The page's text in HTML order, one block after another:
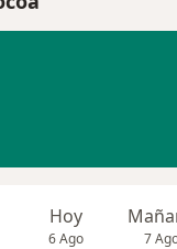
Hoy
6 Ago 7